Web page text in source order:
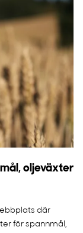
oljeväxter
där
för spannmål,